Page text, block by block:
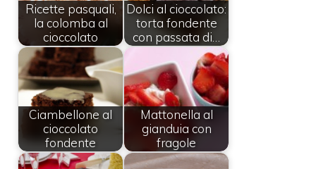
Ricette pasquali,
la colomba al
cioccolato
Dolci al cioccolato:
torta fondente
con passata di…
Ciambellone al
cioccolato
fondente
Mattonella al
gianduia con
fragole